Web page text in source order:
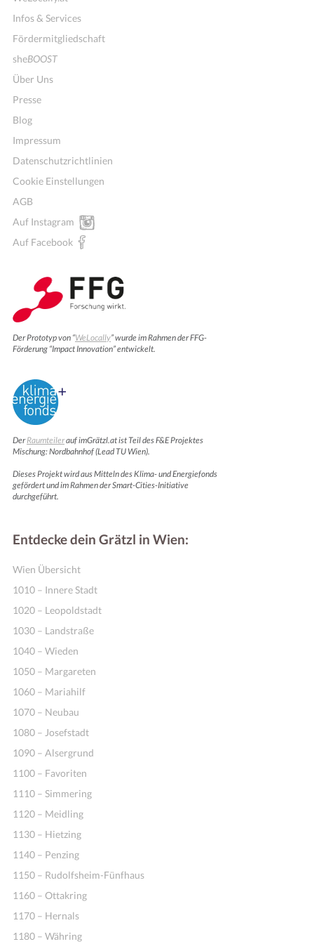
Online Shops
Infos & Services
Fördermitgliedschaft
sheBOOST
Über Uns
Presse
Blog
Impressum
Datenschutzrichtlinien
Cookie Einstellungen
AGB
Auf Instagram
Auf Facebook
Der Prototyp von “WeLocally” wurde im Rahmen der FFG-
Förderung “Impact Innovation” entwickelt.
DerRaumteilerauf imGrätzl.at ist Teil des F&E Projektes
Mischung: Nordbahnhof (Lead TU Wien).
Dieses Projekt wird aus Mitteln des Klima- und Energiefonds
gefördert und im Rahmen der Smart-Cities-Initiative
durchgeführt.
Entdecke dein Grätzl in Wien:
Wien Übersicht
1010 – Innere Stadt
1020 – Leopoldstadt
1030 – Landstraße
1040 – Wieden
1050 – Margareten
1060 – Mariahilf
1070 – Neubau
1080 – Josefstadt
1090 – Alsergrund
1100 – Favoriten
1110 – Simmering
1120 – Meidling
1130 – Hietzing
1140 – Penzing
1150 – Rudolfsheim-Fünfhaus
1160 – Ottakring
1170 – Hernals
1180 – Währing